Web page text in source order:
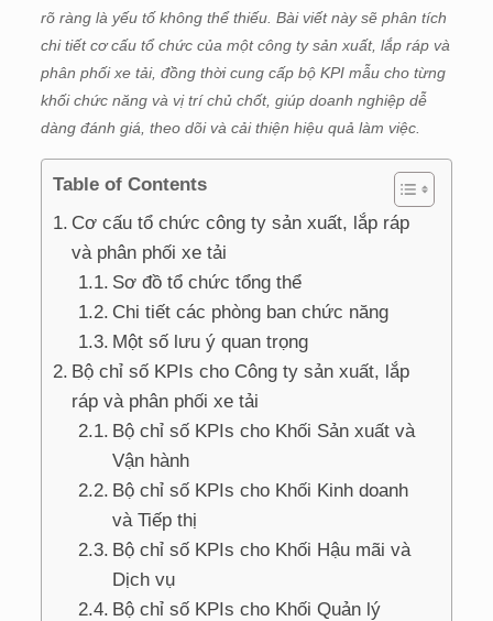
rõ ràng là yếu tố không thể thiếu. Bài viết này sẽ phân tích
chi tiết cơ cấu tổ chức của một công ty sản xuất, lắp ráp và
phân phối xe tải, đồng thời cung cấp bộ KPI mẫu cho từng
khối chức năng và vị trí chủ chốt, giúp doanh nghiệp dễ
dàng đánh giá, theo dõi và cải thiện hiệu quả làm việc.
Table of Contents
Cơ cấu tổ chức công ty sản xuất, lắp ráp
và phân phối xe tải
Sơ đồ tổ chức tổng thể
Chi tiết các phòng ban chức năng
Một số lưu ý quan trọng
Bộ chỉ số KPIs cho Công ty sản xuất, lắp
ráp và phân phối xe tải
Bộ chỉ số KPIs cho Khối Sản xuất và
Vận hành
Bộ chỉ số KPIs cho Khối Kinh doanh
và Tiếp thị
Bộ chỉ số KPIs cho Khối Hậu mãi và
Dịch vụ
Bộ chỉ số KPIs cho Khối Quản lý